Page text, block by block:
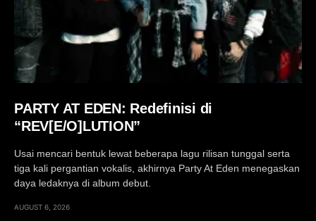
PARTY AT EDEN: Redefinisi di
“REV[E/O]LUTION”
Usai mencari bentuk lewat beberapa lagu rilisan tunggal serta
tiga kali pergantian vokalis, akhirnya Party At Eden menegaskan
daya ledaknya di album debut.
AUGUST 6, 2026